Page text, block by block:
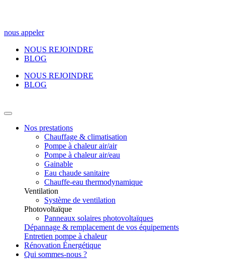
nous appeler
NOUS REJOINDRE
BLOG
NOUS REJOINDRE
BLOG
Nos prestations
Chauffage & climatisation
Pompe à chaleur air/air
Pompe à chaleur air/eau
Gainable
Eau chaude sanitaire
Chauffe-eau thermodynamique
Ventilation
Système de ventilation
Photovoltaïque
Panneaux solaires photovoltaïques
Dépannage & remplacement de vos équipements
Entretien pompe à chaleur
Rénovation Énergétique
Qui sommes-nous ?